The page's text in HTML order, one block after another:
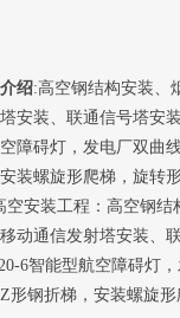
绍:高空钢结构安装、
安装、联通信号塔安
障碍灯，发电厂双曲
装螺旋形爬梯，旋转
空安装工程：高空钢
动通信发射塔安装、
6智能型航空障碍灯
形钢折梯，安装螺旋